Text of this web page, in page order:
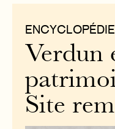
ENCYCLOPÉDIE
Verdun
Site